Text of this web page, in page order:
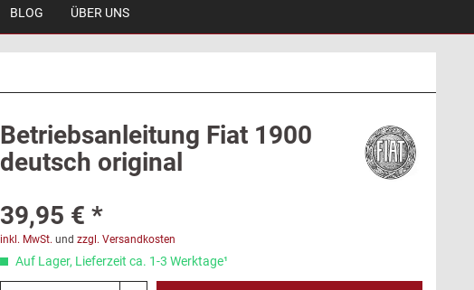
BLOG ÜBER UNS
Betriebsanleitung Fiat 1900
deutsch original
39,95 € *
inkl. MwSt. und zzgl. Versandkosten
Auf Lager, Lieferzeit ca. 1-3 Werktage¹